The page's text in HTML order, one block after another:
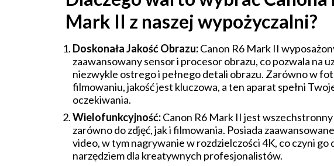
Mark II z naszej wypożyczalni?
Doskonała Jakość Obrazu:Canon R6 Mark II
zaawansowany sensor i procesor obrazu, co pozwala na
niezwykle ostrego i pełnego detali obrazu. Zarówno w
filmowaniu, jakość jest kluczowa, a ten aparat spełni
oczekiwania.
Wielofunkcyjność:Canon R6 Mark II jest wszechstronny
zarówno do zdjęć, jak i filmowania. Posiada
video, w tym nagrywanie w rozdzielczości 4K, co czyni go
narzędziem dla kreatywnych profesjonalistów.